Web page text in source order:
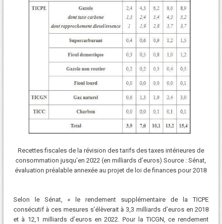
Recettes fiscales de la révision des tarifs des taxes intérieures de
consommation jusqu’en 2022 (en milliards d’euros) Source : Sénat,
évaluation préalable annexée au projet de loi de finances pour 2018
Selon le Sénat, « le rendement supplémentaire de la TICPE
consécutif à ces mesures s’élèverait à 3,3 milliards d’euros en 2018
et à 12,1 milliards d’euros en 2022. Pour la TICGN, ce rendement